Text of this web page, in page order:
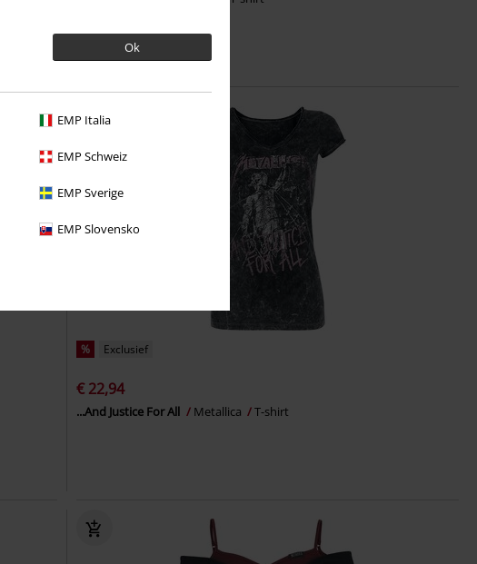
Ok
EMP Italia
EMP Schweiz
EMP Sverige
EMP Slovensko
% Exclusief
€ 22,94
...And Justice For All Metallica T-shirt